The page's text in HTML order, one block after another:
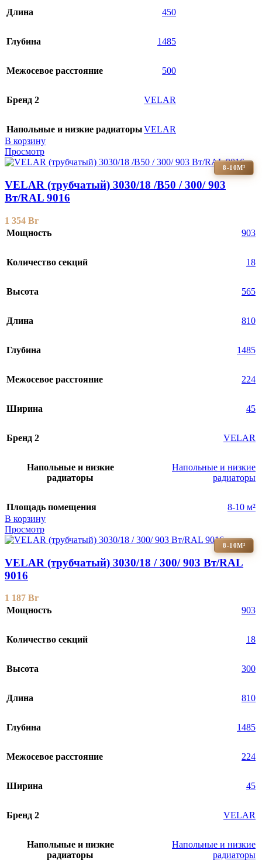
Длина 450
Глубина 1485
Межосевое расстояние 500
Бренд 2 VELAR
Напольные и низкие радиаторыVELAR
В корзину
Просмотр
8-10М²
VELAR (трубчатый) 3030/18 /B50 / 300/ 903
Bт/RAL 9016
1 354 Br
Мощность
903
Количество секций 18
Высота 565
Длина 810
Глубина 1485
Межосевое расстояние 224
Ширина 45
Бренд 2 VELAR
Напольные и низкие
радиаторы
Напольные и низкие
радиаторы
Площадь помещения
8-10 м²
В корзину
Просмотр
8-10М²
VELAR (трубчатый) 3030/18 / 300/ 903 Bт/RAL
9016
1 187 Br
Мощность
903
Количество секций 18
Высота 300
Длина 810
Глубина 1485
Межосевое расстояние 224
Ширина 45
Бренд 2 VELAR
Напольные и низкие
радиаторы
Напольные и низкие
радиаторы